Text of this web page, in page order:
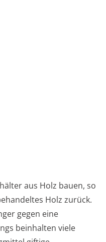
aus Holz bauen, so
Holz zurück.
gegen eine
beinhalten viele